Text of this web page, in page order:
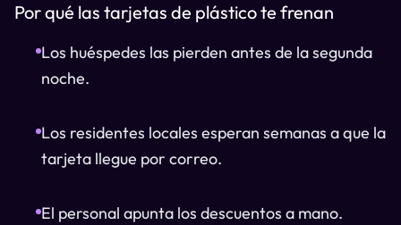
Por qué las tarjetas de plástico te frenan
Los huéspedes las pierden antes de la segunda
noche.
Los residentes locales esperan semanas a que la
tarjeta llegue por correo.
El personal apunta los descuentos a mano.